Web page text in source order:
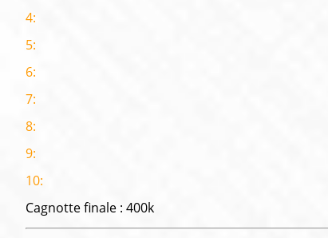
4:
5:
6:
7:
8:
9:
10:
Cagnotte finale : 400k